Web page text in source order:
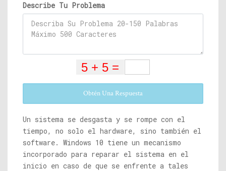
Describe Tu Problema
Obtén Una Respuesta
Un sistema se desgasta y se rompe con el
tiempo, no solo el hardware, sino también el
software. Windows 10 tiene un mecanismo
incorporado para reparar el sistema en el
inicio en caso de que se enfrente a tales